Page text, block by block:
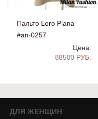
Пальто Loro Piana
#an-0257
Цена:
88500 РУБ.
ДЛЯ ЖЕНЩИН